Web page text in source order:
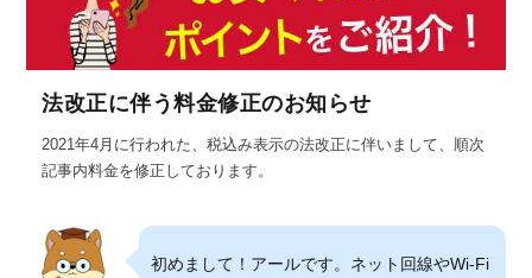
法改正に伴う料金修正のお知らせ
2021年4月に行われた、税込み表示の法改正に伴いまして、順次
記事内料金を修正しております。
初めまして！アールです。ネット回線やWi-Fi